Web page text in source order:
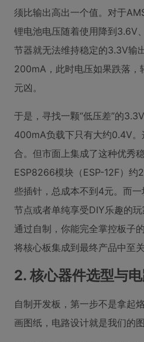
须比输出高出一个值。对于
锂电池电压随着使用降到3.6V
节器就无法维持稳定的3.3V输
200mA，此时电压如果跌落，
元凶。
于是，寻找一颗“低压差”的
400mA负载下只有大约0.4V
合。但市面上集成了这种优秀
ESP8266模块（ESP-12F）
些插针，总成本不到4元。而
节点或者单纯享受DIY乐趣的
通过自制，你能完全掌控板子
将核心板集成到最终产品中至关
2. 核心器件选型与
自制开发板，第一步不是拿起
画图纸，电路设计就是我们的图